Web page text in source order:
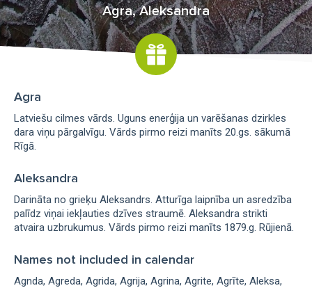
Agra, Aleksandra
Agra
Latviešu cilmes vārds. Uguns enerģija un varēšanas dzirkles
dara viņu pārgalvīgu. Vārds pirmo reizi manīts 20.gs. sākumā
Rīgā.
Aleksandra
Darināta no grieķu Aleksandrs. Atturīga laipnība un asredzība
palīdz viņai iekļauties dzīves straumē. Aleksandra strikti
atvaira uzbrukumus. Vārds pirmo reizi manīts 1879.g. Rūjienā.
Names not included in calendar
Agnda Agreda Agrida Agrija Agrina Agrite Agrīte Aleksa